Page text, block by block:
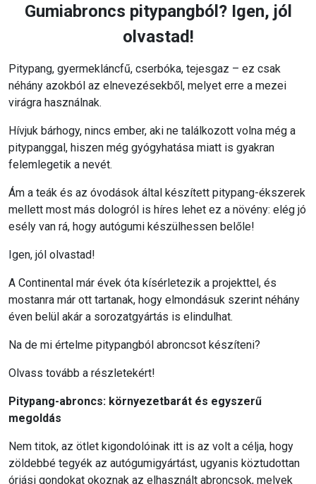
Gumiabroncs pitypangból? Igen, jól
olvastad!
Pitypang, gyermekláncfű, cserbóka, tejesgaz – ez csak
néhány azokból az elnevezésekből, melyet erre a mezei
virágra használnak.
Hívjuk bárhogy, nincs ember, aki ne találkozott volna még a
pitypanggal, hiszen még gyógyhatása miatt is gyakran
felemlegetik a nevét.
Ám a teák és az óvodások által készített pitypang-ékszerek
mellett most más dologról is híres lehet ez a növény: elég jó
esély van rá, hogy autógumi készülhessen belőle!
Igen, jól olvastad!
A Continental már évek óta kísérletezik a projekttel, és
mostanra már ott tartanak, hogy elmondásuk szerint néhány
éven belül akár a sorozatgyártás is elindulhat.
Na de mi értelme pitypangból abroncsot készíteni?
Olvass tovább a részletekért!
Pitypang-abroncs: környezetbarát és egyszerű
megoldás
Nem titok, az ötlet kigondolóinak itt is az volt a célja, hogy
zöldebbé tegyék az autógumigyártást, ugyanis köztudottan
óriási gondokat okoznak az elhasznált abroncsok, melyek